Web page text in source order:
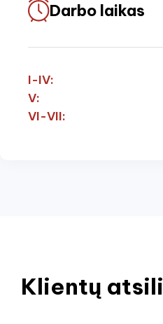
Darbo laikas
I-IV:
V:
VI-VII:
Klientų